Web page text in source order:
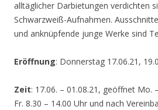
alltäglicher Darbietungen verdichten
Schwarzweiß-Aufnahmen.
und anknüpfende junge Werke sind
Eröffnung: Donnerstag 17.06.21,
Zeit: 17.06. – 01.08.21, geöffnet Mo.
Fr. 8.30 – 14.00 Uhr und nach